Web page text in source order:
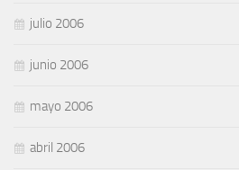
julio 2006
junio 2006
mayo 2006
abril 2006